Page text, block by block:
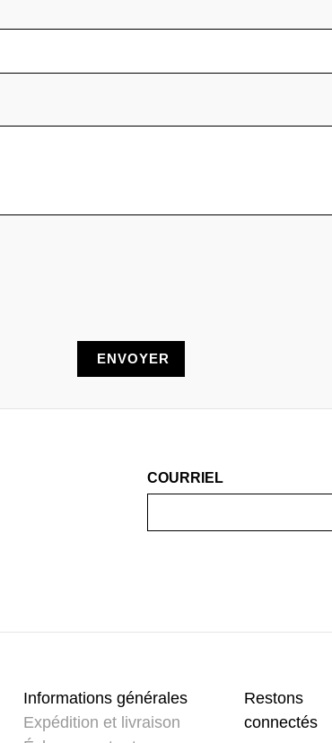
COURRIEL
Informations générales
Expédition et livraison
Restons
connectés